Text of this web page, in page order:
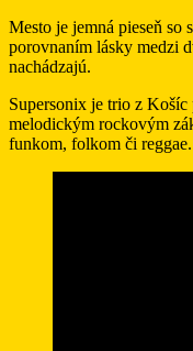
Mesto je jemná pieseň so
porovnaním lásky medzi
nachádzajú.
Supersonix je trio z Košíc
melodickým rockovým
funkom, folkom či reggae.